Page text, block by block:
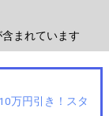
まれています
万円引き！スタ